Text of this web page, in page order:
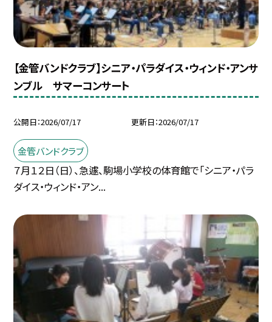
【金管バンドクラブ】シニア・パラダイス・ウィンド・アンサ
ンブル サマーコンサート
公開日 2026/07/17 更新日 2026/07/17
金管バンドクラブ
７月１２日（日）、急遽、駒場小学校の体育館で「シニア・パラ
ダイス・ウィンド・アン...